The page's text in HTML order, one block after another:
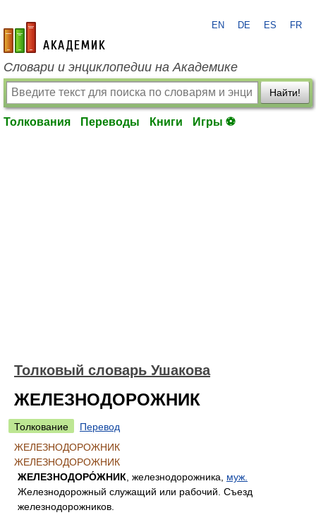
academic.ru
EN DE ES FR
Словари и энциклопедии на Академике
Найти!
Толкования Переводы Книги Игры ⚽
Толковый словарь Ушакова
ЖЕЛЕЗНОДОРОЖНИК
Толкование
Перевод
ЖЕЛЕЗНОДОРОЖНИК
ЖЕЛЕЗНОДОРОЖНИК
ЖЕЛЕЗНОДОРО́ЖНИК , железнодорожника, муж.
Железнодорожный служащий или рабочий. Съезд
железнодорожников.